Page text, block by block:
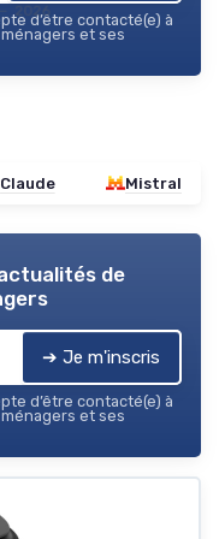
2026
d’être contacté(e) à
et ses
Claude Mistral
de
➔ Je m'inscris
d’être contacté(e) à
et ses